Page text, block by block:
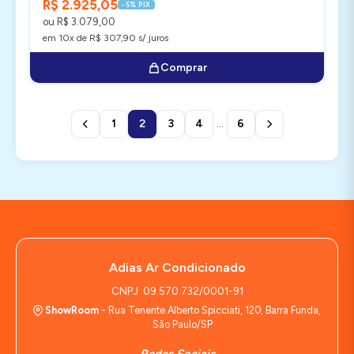
R$ 2.925,05 -5% PIX
ou R$ 3.079,00
em 10x de R$ 307,90 s/ juros
Comprar
1 2 3 4 ... 6
Adias Ar Condicionado
CNPJ: 09.570.732/0001-91
ShowRoom- Rua Tenente Alberto Spicciati, 120, Barra Funda,
São Paulo/SP